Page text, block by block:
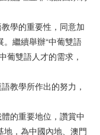
學的重要性，同意加
繼續舉辦“中葡雙語
葡雙語人才的需求，
教學所作出的努力，
的重要地位，讚賞中
，為中國內地、澳門